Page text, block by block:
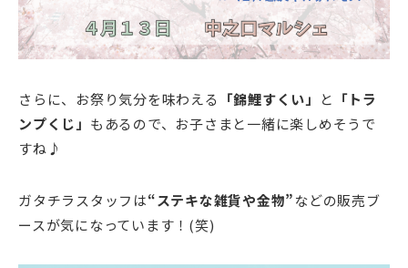
さらに、お祭り気分を味わえる 「錦鯉すくい」 と 「トラ
ンプくじ」 もあるので、お子さまと一緒に楽しめそうで
すね♪
ガタチラスタッフは“ステキな雑貨や金物”などの販売ブ
ースが気になっています！(笑)